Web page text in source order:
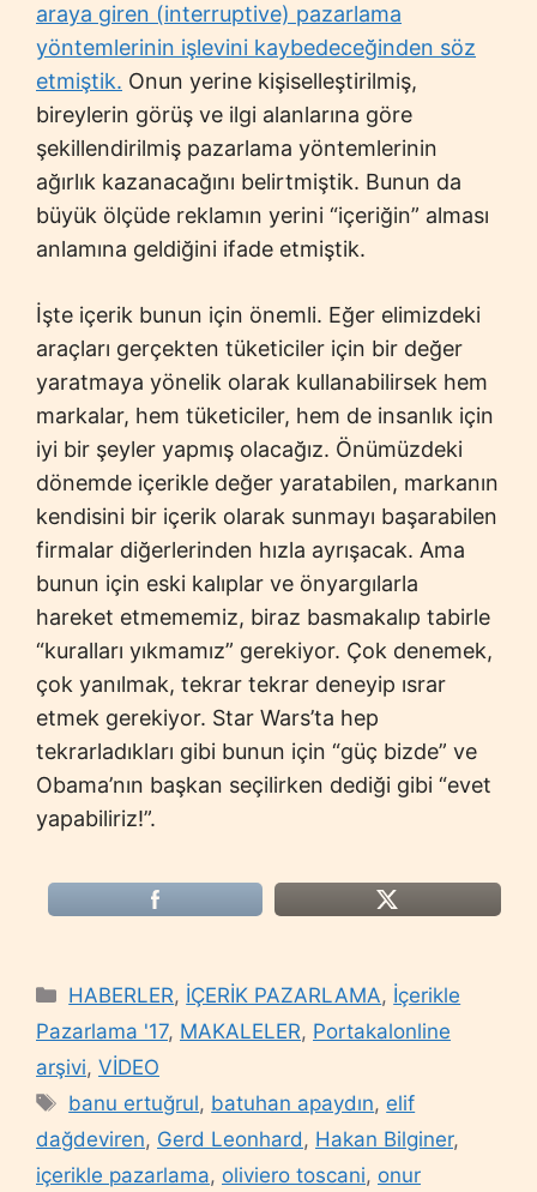
araya giren (interruptive) pazarlama
yöntemlerinin işlevini kaybedeceğinden söz
etmiştik. Onun yerine kişiselleştirilmiş,
bireylerin görüş ve ilgi alanlarına göre
şekillendirilmiş pazarlama yöntemlerinin
ağırlık kazanacağını belirtmiştik. Bunun da
büyük ölçüde reklamın yerini “içeriğin” alması
anlamına geldiğini ifade etmiştik.
İşte içerik bunun için önemli. Eğer elimizdeki
araçları gerçekten tüketiciler için bir değer
yaratmaya yönelik olarak kullanabilirsek hem
markalar, hem tüketiciler, hem de insanlık için
iyi bir şeyler yapmış olacağız. Önümüzdeki
dönemde içerikle değer yaratabilen, markanın
kendisini bir içerik olarak sunmayı başarabilen
firmalar diğerlerinden hızla ayrışacak. Ama
bunun için eski kalıplar ve önyargılarla
hareket etmememiz, biraz basmakalıp tabirle
“kuralları yıkmamız” gerekiyor. Çok denemek,
çok yanılmak, tekrar tekrar deneyip ısrar
etmek gerekiyor. Star Wars’ta hep
tekrarladıkları gibi bunun için “güç bizde” ve
Obama’nın başkan seçilirken dediği gibi “evet
yapabiliriz!”.
Categories
HABERLER, İÇERİK PAZARLAMA, İçerikle
Pazarlama '17, MAKALELER, Portakalonline
arşivi, VİDEO
Tags
banu ertuğrul, batuhan apaydın, elif
dağdeviren, Gerd Leonhard, Hakan Bilginer,
içerikle pazarlama, oliviero toscani, onur